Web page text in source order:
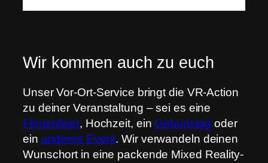
Wir kommen auch zu euch
Unser Vor-Ort-Service bringt die VR-Action
zu deiner Veranstaltung – sei es eine
Firmenfeier, Hochzeit, ein Geburtstag oder
ein anderes Event. Wir verwandeln deinen
Wunschort in eine packende Mixed Reality-